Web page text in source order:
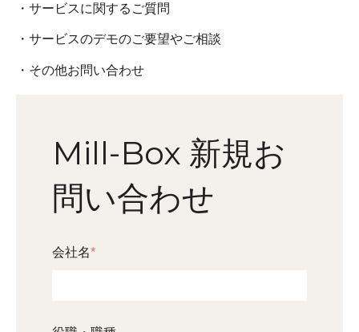
・サービスに関するご質問
・サービスのデモのご要望やご相談
・その他お問い合わせ
Mill-Box 新規お
問い合わせ
会社名*